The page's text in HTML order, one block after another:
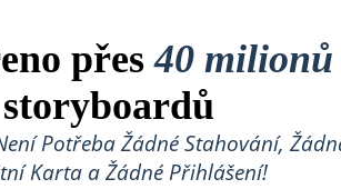
přes40 milionů
storyboardů
Potřeba Žádné Stahování,
Karta a Žádné Přihlášení!